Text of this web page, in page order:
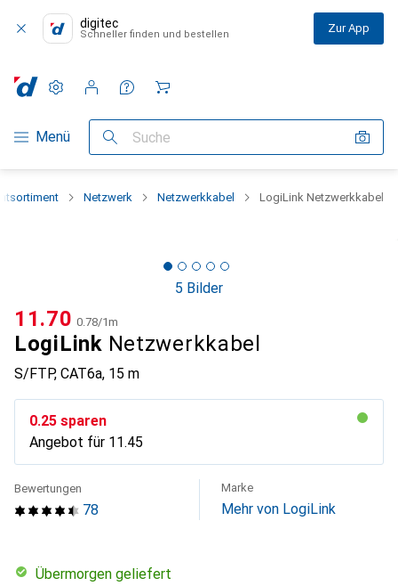
digitec
Schneller finden und bestellen Zur App
Navigation nach Kategorien
Menü Suche
Einstellungen
Kundenkonto
Vergleichslisten
Merklisten
Warenkorb
Netzwerk Netzwerkkabel LogiLink Netzwerkkabel
5 Bilder
LogiLink Netzwerkkabel
S/FTP, CAT6a, 15 m
CHF
11.70 CHF
0.78/1m
CHF
0.25 sparen
Angebot für CHF
11.45
78
Bewertungen Marke
Mehr von LogiLink
übermorgen geliefert